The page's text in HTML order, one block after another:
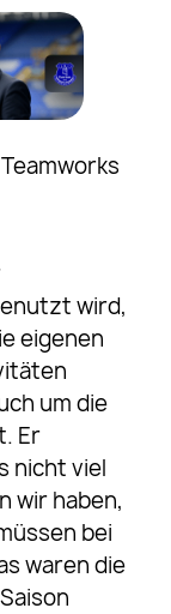
wird,
eigenen
um die
Er
nicht viel
wir haben,
bei
waren die